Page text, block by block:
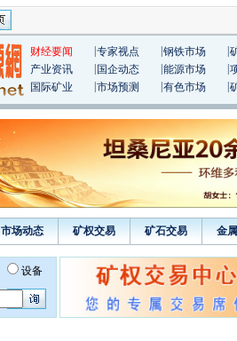
财经要闻 专家视点 钢铁市场
产业资讯
国企动态 能源市场
国际矿业
市场预测 有色市场
市场动态 矿权交易 矿石交易 金
设备